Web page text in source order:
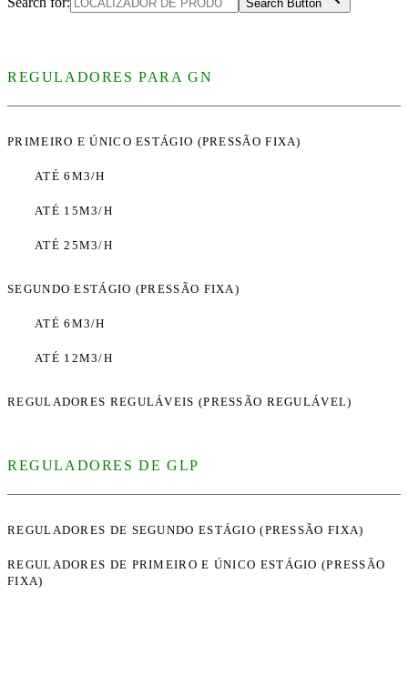
Search Button
REGULADORES PARA GN
PRIMEIRO E ÚNICO ESTÁGIO (PRESSÃO FIXA)
ATÉ 6M3/H
ATÉ 15M3/H
ATÉ 25M3/H
SEGUNDO ESTÁGIO (PRESSÃO FIXA)
ATÉ 6M3/H
ATÉ 12M3/H
REGULADORES REGULÁVEIS (PRESSÃO REGULÁVEL)
REGULADORES DE GLP
REGULADORES DE SEGUNDO ESTÁGIO (PRESSÃO FIXA)
REGULADORES DE PRIMEIRO E ÚNICO ESTÁGIO (PRESSÃO
FIXA)